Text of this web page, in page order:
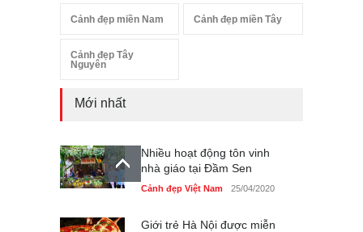
Cảnh đẹp miền Nam Cảnh đẹp miền Tây
Cảnh đẹp Tây
Nguyên
Mới nhất
Nhiều hoạt động tôn vinh
nhà giáo tại Đầm Sen
Cảnh đẹp Việt Nam 25/04/2020
Giới trẻ Hà Nội được miễn